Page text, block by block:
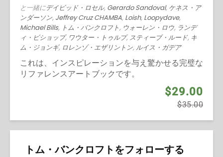
と一緒にデイビッド・ロセル, Gerardo Sandoval, ケネス・ア
ンダーソン, Jeffrey Cruz CHAMBA, Loish, Loopydave,
Michael Bills, トム・バンクロフト, ウォーレン・ロウ, ランデ
ィ・ビショップ, ワウター・トゥルプ, スティーブ・ルード, キ
ム・ジョンギ, ロレンゾ・エザリントン, ルイス・ガデア
これは、インスピレーションを与え驚かせる完璧な
リファレンスアートブックです。
$29.00
$35.00
トム・バンクロフトをフォローする